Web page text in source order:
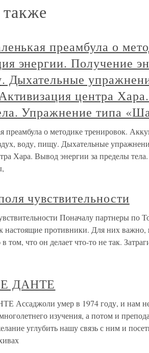
преамбула о
энергии. Получение
Дыхательные
центра
Упражнение типа
преамбула о методике тренировок.
воду, пищу. Дыхательные
Хара. Вывод энергии за пределы
чувствительности
Поначалу партнеры по
настоящие противники. Для них
том, что он делает что-то не так.
ДАНТЕ
умер в 1974 году, и нам не
изучения, а потом и
углубить нашу связь с ним и